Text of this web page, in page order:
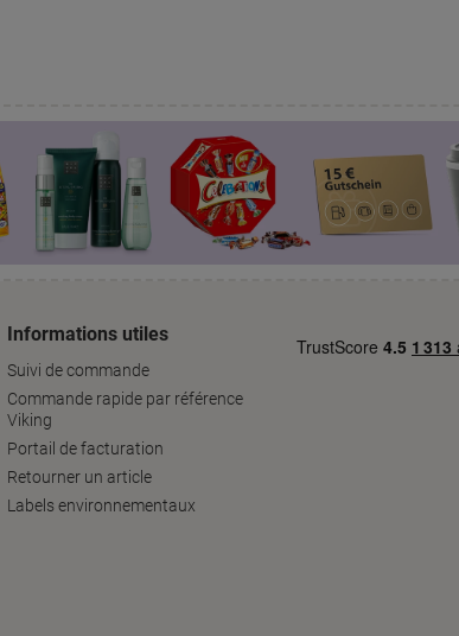
Informations utiles
Suivi de commande
Commande rapide par référence
Viking
Portail de facturation
Retourner un article
Labels environnementaux